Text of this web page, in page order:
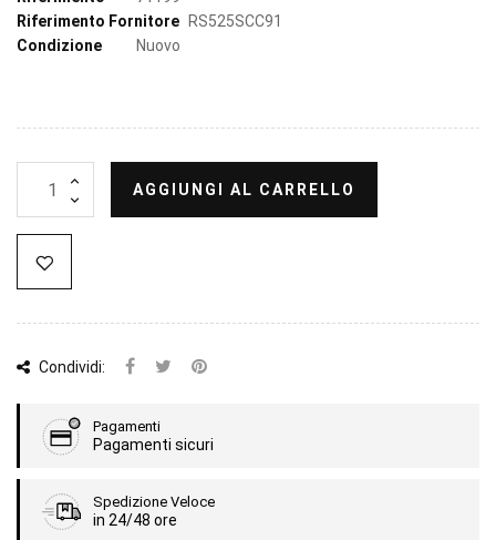
Riferimento Fornitore
RS525SCC91
Condizione
Nuovo
AGGIUNGI AL CARRELLO
Condividi:
Pagamenti
Pagamenti sicuri
Spedizione Veloce
in 24/48 ore